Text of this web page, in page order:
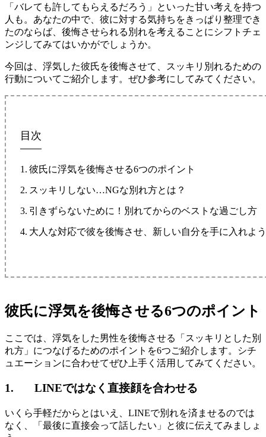
「バレても許してもらえるだろう」といった甘い考えを持つ
人も。あなたの中で、彼に対する気持ちをきっぱり整理でき
たのならば、後悔させられる別れを考えることにシフトチェ
ンジしてみてはいかがでしょうか。
今回は、浮気した彼氏を後悔させて、スッキリ別れるための
行動についてご紹介します。ぜひ参考にしてみてください。
目次
彼氏に浮気を後悔させる6つのポイント
スッキリしない…NGな別れ方とは？
引きずらないために！別れてからのベストな過ごし方
大人な対応で彼を後悔させ、新しい自分を手に入れよ
彼氏に浮気を後悔させる6つのポイント
ここでは、浮気をした男性を後悔させる「スッキリとした別
れ方」につなげるためのポイントを6つご紹介します。シチ
ュエーションに合わせてぜひ上手く活用してみてください。
1. LINEではなく直接顔を合わせる
いくら手軽だからとはいえ、LINEで別れを済ませるのでは
なく、「最後に直接会って話したい」と彼に伝えてみましょ